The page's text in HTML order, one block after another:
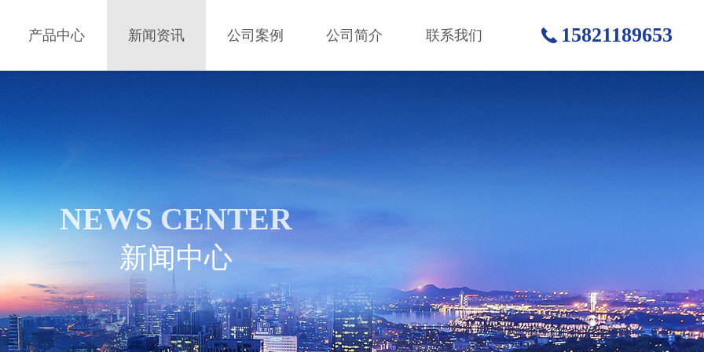
产品中心 新闻资讯 公司案例 公司简介 联系我们 15821189653
NEWS CENTER
新闻中心